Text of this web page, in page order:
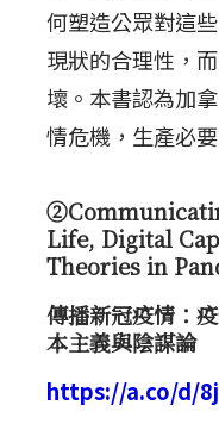
何塑造公眾對這
現狀的合理性，
壞。本書認為加
情危機，生產必
Life, Digital
Theories in
傳播新冠疫情：
本主義與陰謀論
https://a.co/d/